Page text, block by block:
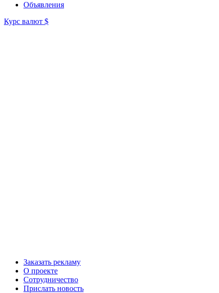
Объявления
Курс валют $
Заказать рекламу
О проекте
Сотрудничество
Прислать новость